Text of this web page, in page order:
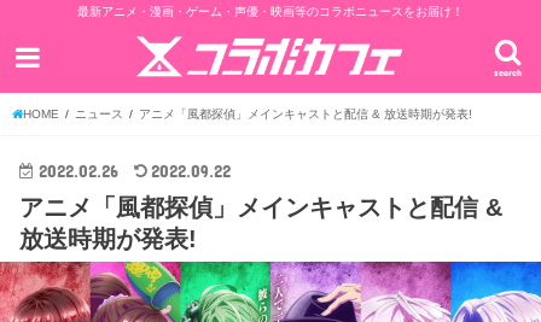
最新アニメ・漫画・ゲーム・声優・映画等のコラボニュースをお届け！
search
HOME ニュース アニメ「風都探偵」メインキャストと配信 & 放送時期が発表!
2022.02.26 2022.09.22
アニメ「風都探偵」メインキャストと配信 &
放送時期が発表!